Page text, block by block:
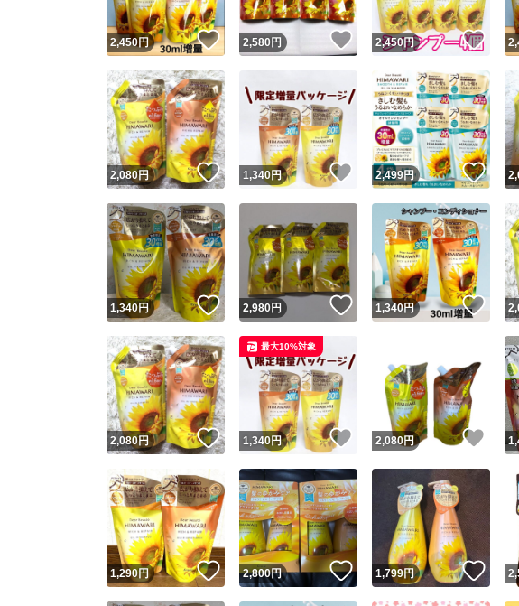
Yahoo!フリマが定めた一定
安心取引出品者
安心取引出品者
取引実績
商品画像の無断転載
2,450円 いいね！
2,580円 いいね！
2,450円 い
2,080円 いいね！
1,340円 いいね！
2,499円 いい
1,340円 いいね！
2,980円 いいね！
1,340円 い
2,080円 いいね！
1,340円 いいね！
最大10%対象
2,080円 い
1,290円 いいね！
2,800円 いいね！
1,799円 いい